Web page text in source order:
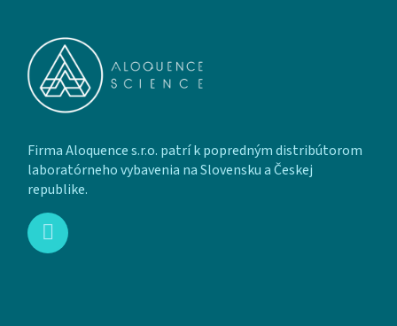
Firma Aloquence s.r.o. patrí k popredným distribútorom
laboratórneho vybavenia na Slovensku a Českej
republike.